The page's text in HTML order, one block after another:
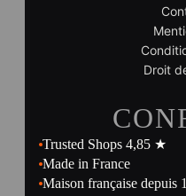
Droit
Trusted Shops 4,85 ★
Made in France
Maison française depuis